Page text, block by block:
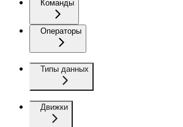
Команды
Операторы
Типы данных
Движки